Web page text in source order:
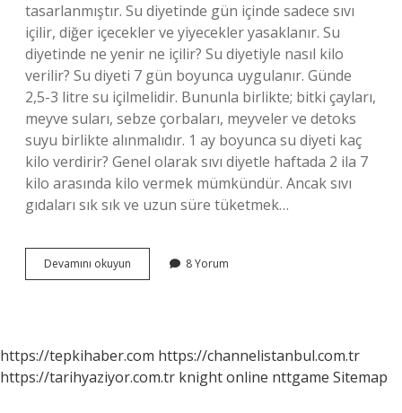
tasarlanmıştır. Su diyetinde gün içinde sadece sıvı
içilir, diğer içecekler ve yiyecekler yasaklanır. Su
diyetinde ne yenir ne içilir? Su diyetiyle nasıl kilo
verilir? Su diyeti 7 gün boyunca uygulanır. Günde
2,5-3 litre su içilmelidir. Bununla birlikte; bitki çayları,
meyve suları, sebze çorbaları, meyveler ve detoks
suyu birlikte alınmalıdır. 1 ay boyunca su diyeti kaç
kilo verdirir? Genel olarak sıvı diyetle haftada 2 ila 7
kilo arasında kilo vermek mümkündür. Ancak sıvı
gıdaları sık sık ve uzun süre tüketmek…
Devamını okuyun
Günlük
8 Yorum
https://tepkihaber.com https://channelistanbul.com.tr
https://tarihyaziyor.com.tr knight online nttgame Sitemap